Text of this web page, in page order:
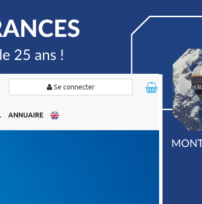
Se connecter
ANNUAIRE